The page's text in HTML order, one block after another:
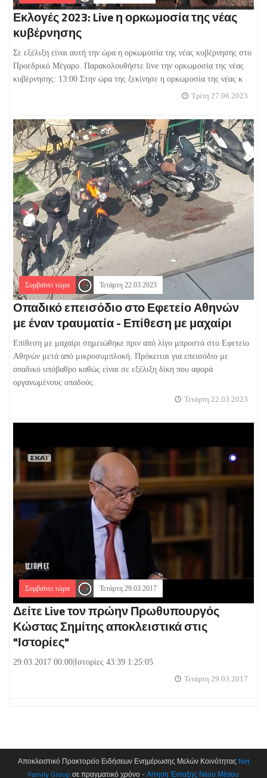
Εκλογές 2023: Live η ορκωμοσία της νέας
κυβέρνησης
Σε εξέλιξη είναι αυτή την ώρα η ορκωμοσία της νέας κυβέρνησης στο
Προεδρικό Μέγαρο. Παρακολουθήστε live την ορκωμοσία της νέας
κυβέρνησης: 13:00 Στην ώρα της ξεκίνησε η ορκωμοσία της νέας κ
Τρίτη 27.06.2023
Συμβαίνει τώρα Τετάρτη 22.03.2023
Οπαδικό επεισόδιο στο Εφετείο Αθηνών
με έναν τραυματία - Επίθεση με μαχαίρι
Επίθεση με μαχαίρι σημειώθηκε πριν από λίγο μπροστά στο Εφετείο
Αθηνών μετά από μικροσυμπλοκή. Πρόκειται για επεισόδιο με
οπαδικό υπόβαθρο καθώς είναι σε εξέλιξη δίκη που αφορά
οργανωμένους οπαδούς.
Τετάρτη 22.03.2023
Συμβαίνει τώρα Τετάρτη 29.03.2017
Δείτε Live τον πρώην Πρωθυπουργός
Κώστας Σημίτης αποκλειστικά στις
"Ιστορίες"
29.03.2017 00:00|Ιστορίες 43:39 1:25:05
Τετάρτη 29.03.2017
Αποκλειστικό Πρακτορείο Ειδήσεων Ενημέρωσης Μελών Κοινότητας Net
Family Group σε πραγματικό χρόνο -Αίτηση Ένταξης Νέου Μέσου